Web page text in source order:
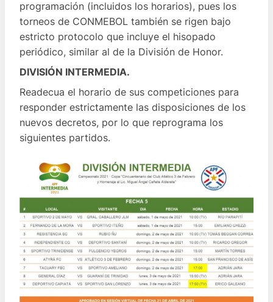
programación (incluidos los horarios), pues los
torneos de CONMEBOL también se rigen bajo
estricto protocolo que incluye el hisopado
periódico, similar al de la División de Honor.
DIVISIÓN INTERMEDIA.
Readecua el horario de sus competiciones para
responder estrictamente las disposiciones de los
nuevos decretos, por lo que reprograma los
siguientes partidos.